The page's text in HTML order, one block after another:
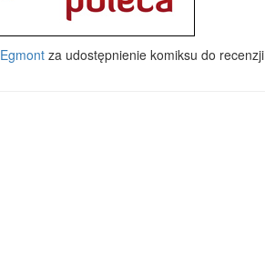
Egmontza udostępnienie komiksu do recenzji